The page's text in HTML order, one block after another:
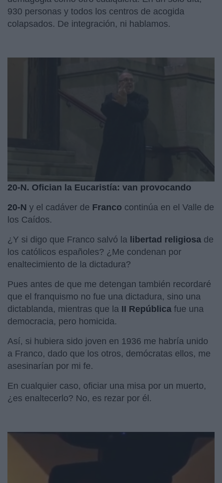
930 personas y todos los centros de acogida
colapsados. De integración, ni hablamos.
20-N. Ofician la Eucaristía: van provocando
20-N y el cadáver de Franco continúa en el Valle de
los Caídos.
¿Y si digo que Franco salvó la libertad religiosa de
los católicos españoles? ¿Me condenan por
enaltecimiento de la dictadura?
Pues antes de que me detengan también recordaré
que el franquismo no fue una dictadura, sino una
dictablanda, mientras que la II República fue una
democracia, pero homicida.
Así, si hubiera sido joven en 1936 me habría unido
a Franco, dado que los otros, demócratas ellos, me
asesinarían por mi fe.
En cualquier caso, oficiar una misa por un muerto,
¿es enaltecerlo? No, es rezar por él.